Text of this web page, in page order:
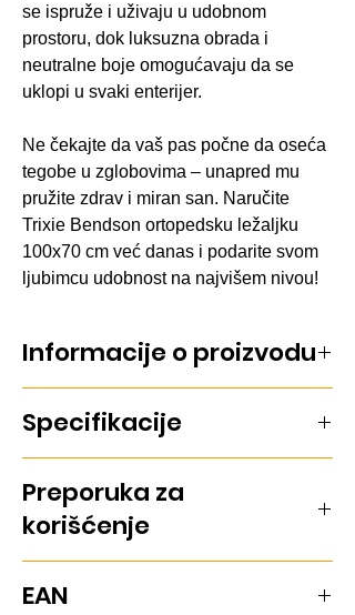
se ispruže i uživaju u udobnom
prostoru, dok luksuzna obrada i
neutralne boje omogućavaju da se
uklopi u svaki enterijer.
Ne čekajte da vaš pas počne da oseća
tegobe u zglobovima – unapred mu
pružite zdrav i miran san. Naručite
Trixie Bendson ortopedsku ležaljku
100x70 cm već danas i podarite svom
ljubimcu udobnost na najvišem nivou!
Informacije o proizvodu
(100x70 cm) izrađena je od kombinacije
memory pene i visokoelastične pene.
neklizajuće dno obezbeđuje stabilnost i
sigurnost.
Specifikacije
Dimenzije: 100x70 cm
Boja: Siva
Karakteristike: Ortopedska ležaljka,
Preporuka za
korišćenje
mesto gde pas voli da se odmara.
EAN